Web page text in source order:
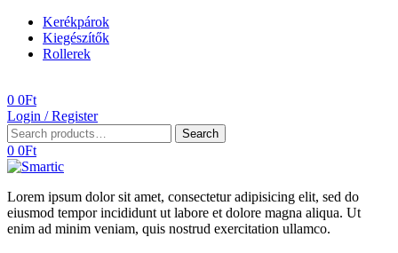
Kerékpárok
Kiegészítők
Rollerek
0 0Ft
Login / Register
Search
for:
Search
0 0Ft
Lorem ipsum dolor sit amet, consectetur adipisicing elit, sed do
eiusmod tempor incididunt ut labore et dolore magna aliqua. Ut
enim ad minim veniam, quis nostrud exercitation ullamco.